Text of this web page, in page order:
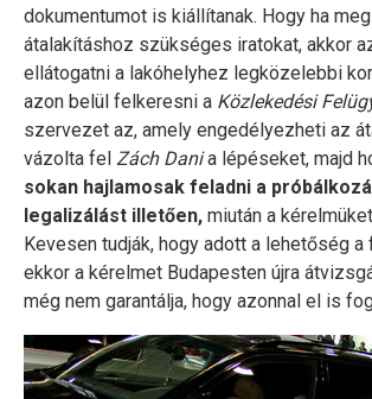
dokumentumot is kiállítanak. Hogy ha
átalakításhoz szükséges iratokat, akkor
ellátogatni a lakóhelyhez legközelebbi
azon belül felkeresni a Közlekedési
szervezet az, amely engedélyezheti az
vázolta fel Zách Dania lépéseket, majd
sokan hajlamosak feladni a
legalizálást illetően, miután a
Kevesen tudják, hogy adott a lehetőség
ekkor a kérelmet Budapesten újra
még nem garantálja, hogy azonnal el is